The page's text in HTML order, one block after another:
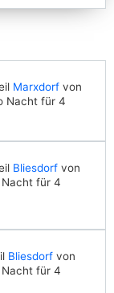
Marxdorf von
Nacht für 4
Bliesdorf von
für 4
Bliesdorf von
für 4